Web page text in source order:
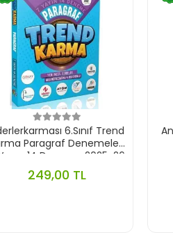
6.Sınıf Trend
Paragraf Denemeleri
14 Deneme 2025-26
249,00 TL